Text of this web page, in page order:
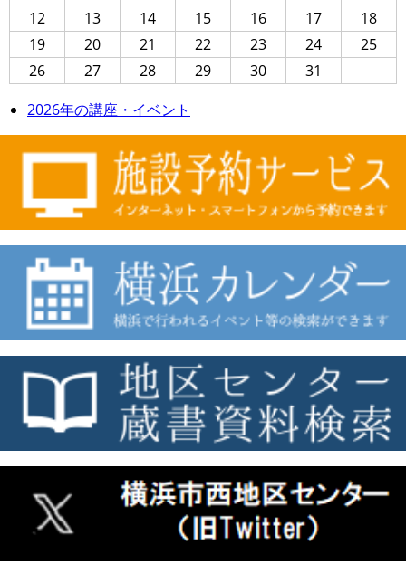
12
13 14 15 16 17
18
19
20 21 22 23 24
25
26
27 28 29 30
31
2026年の講座・イベント